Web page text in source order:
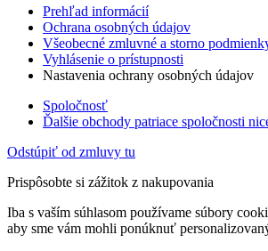
Prehľad informácií
Ochrana osobných údajov
Všeobecné zmluvné a storno
Vyhlásenie o prístupnosti
Nastavenia ochrany osobných údajov
Spoločnosť
Ďalšie obchody patriace spoločnosti
Odstúpiť od zmluvy tu
Prispôsobte si zážitok z nakupovania
Iba s vaším súhlasom používame súbory
aby sme vám mohli ponúknuť